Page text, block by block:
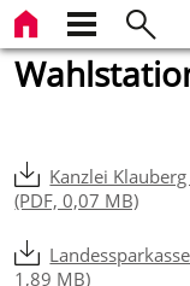
Kanzlei
(PDF, 0,07 MB)
1,89 MB)